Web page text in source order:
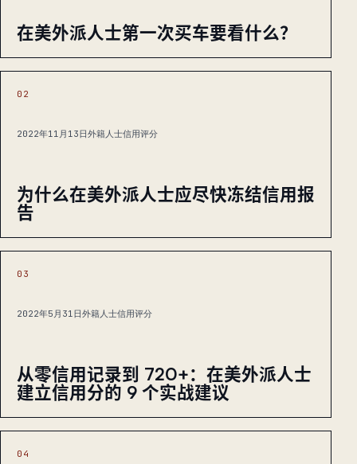
在美外派人士第一次买车要看什么？
02
2022年11月13日外籍人士信用评分
为什么在美外派人士应尽快冻结信用报
告
03
2022年5月31日外籍人士信用评分
从零信用记录到 720+：在美外派人士
建立信用分的 9 个实战建议
04